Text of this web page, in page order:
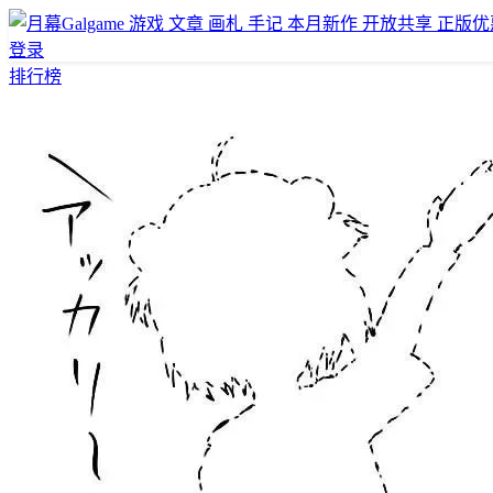
游戏 文章 画札 手记 本月新作 开放共享 正版
登录
排行榜